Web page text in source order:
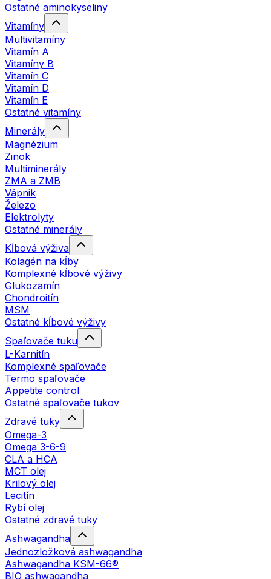
Ostatné aminokyseliny
Vitamíny
Multivitamíny
Vitamín A
Vitamíny B
Vitamín C
Vitamín D
Vitamín E
Ostatné vitamíny
Minerály
Magnézium
Zinok
Multiminerály
ZMA a ZMB
Vápnik
Železo
Elektrolyty
Ostatné minerály
Kĺbová výživa
Kolagén na kĺby
Komplexné kĺbové výživy
Glukozamín
Chondroitín
MSM
Ostatné kĺbové výživy
Spaľovače tuku
L-Karnitín
Komplexné spaľovače
Termo spaľovače
Appetite control
Ostatné spaľovače tukov
Zdravé tuky
Omega-3
Omega 3-6-9
CLA a HCA
MCT olej
Krilový olej
Lecitín
Rybí olej
Ostatné zdravé tuky
Ashwagandha
Jednozložková ashwagandha
Ashwagandha KSM-66®
BIO ashwagandha